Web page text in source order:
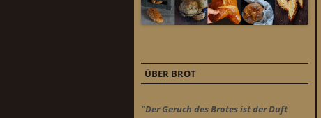
ÜBER BROT
"Der Geruch des Brotes ist der Duft